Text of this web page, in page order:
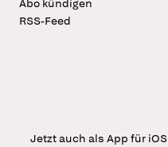
RSS-Feed
Jetzt auch als App für iOS